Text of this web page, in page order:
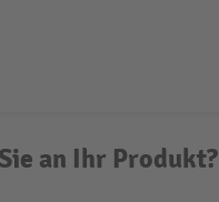
an Ihr Produkt?